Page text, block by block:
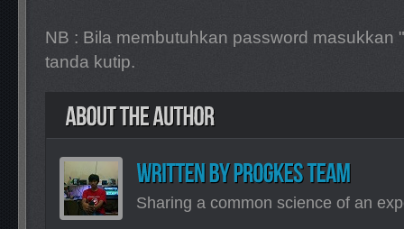
NB : Bila membutuhkan password masukkan "
tanda kutip.
Sharing a common science of an